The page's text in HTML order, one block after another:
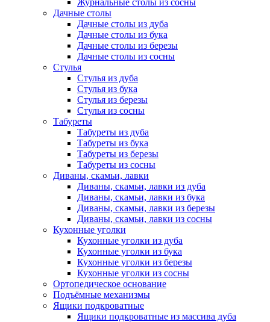
Журнальные столы из сосны
Дачные столы
Дачные столы из дуба
Дачные столы из бука
Дачные столы из березы
Дачные столы из сосны
Стулья
Стулья из дуба
Стулья из бука
Стулья из березы
Стулья из сосны
Табуреты
Табуреты из дуба
Табуреты из бука
Табуреты из березы
Табуреты из сосны
Диваны, скамьи, лавки
Диваны, скамьи, лавки из дуба
Диваны, скамьи, лавки из бука
Диваны, скамьи, лавки из березы
Диваны, скамьи, лавки из сосны
Кухонные уголки
Кухонные уголки из дуба
Кухонные уголки из бука
Кухонные уголки из березы
Кухонные уголки из сосны
Ортопедическое основание
Подъёмные механизмы
Ящики подкроватные
Ящики подкроватные из массива дуба